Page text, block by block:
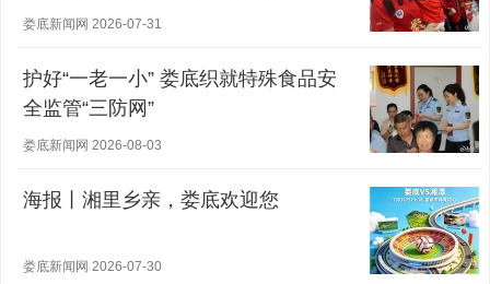
娄底新闻网 2026-07-31
护好“一老一小” 娄底织就特殊食品安
全监管“三防网”
娄底新闻网 2026-08-03
海报丨湘里乡亲，娄底欢迎您
娄底新闻网 2026-07-30